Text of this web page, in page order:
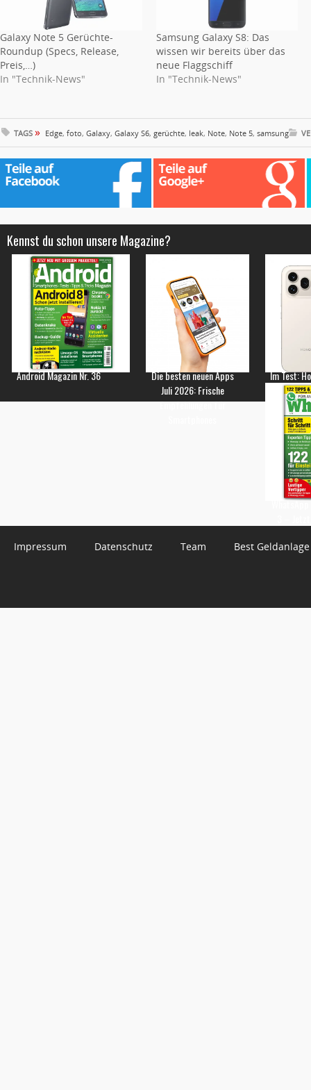
Galaxy Note 5 Gerüchte-
Roundup (Specs, Release,
Preis,…)
In "Technik-News"
Samsung Galaxy S8: Das
wissen wir bereits über das
neue Flaggschiff
In "Technik-News"
TAGS » Edge, foto, Galaxy, Galaxy S6, gerüchte, leak, Note, Note 5, samsung
Kennst du schon unsere Magazine?
Android Magazin Nr. 36
Die besten neuen Apps
Juli 2026: Frische
Empfehlungen für
Im Test:
Impressum Datenschutz Team Best Geldanlage